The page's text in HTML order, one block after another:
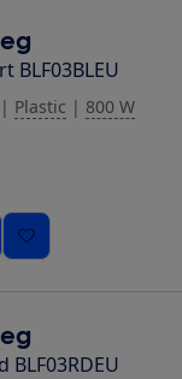
BLF03BLEU
| Plastic | 800 W
BLF03RDEU